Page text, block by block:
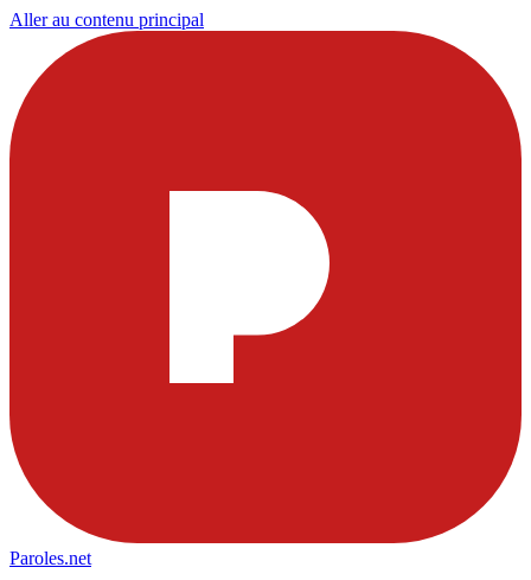
Aller au contenu principal
Paroles.net